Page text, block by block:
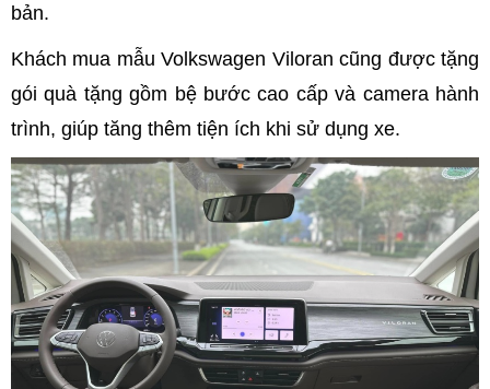
bản.
Khách mua mẫu Volkswagen Viloran cũng được tặng
gói quà tặng gồm bệ bước cao cấp và camera hành
trình, giúp tăng thêm tiện ích khi sử dụng xe.